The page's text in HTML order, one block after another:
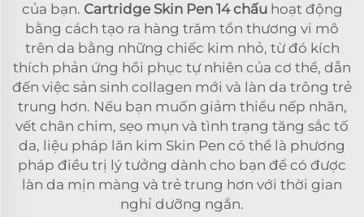
của bạn. Cartridge Skin Pen 14 chấu hoạt động
bằng cách tạo ra hàng trăm tổn thương vi mô
trên da bằng những chiếc kim nhỏ, từ đó kích
thích phản ứng hồi phục tự nhiên của cơ thể, dẫn
đến việc sản sinh collagen mới và làn da trông trẻ
trung hơn. Nếu bạn muốn giảm thiểu nếp nhăn,
vết chân chim, sẹo mụn và tình trạng tăng sắc tố
da, liệu pháp lăn kim Skin Pen có thể là phương
pháp điều trị lý tưởng dành cho bạn để có được
làn da mịn màng và trẻ trung hơn với thời gian
nghỉ dưỡng ngắn.